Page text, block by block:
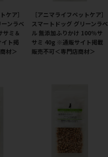
ケア］
ンラベ
サミ＆
ト掲
材＞
［アニマライフペットケア］
スマートドッグ グリーンラベ
ル 無添加ふりかけ 100％サ
サミ 40g ※通販サイト掲載
販売不可＜専門店商材＞